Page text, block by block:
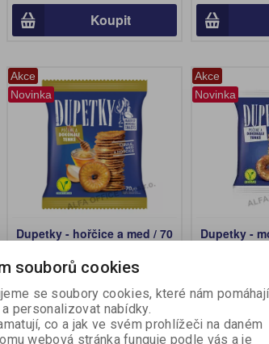
Koupit
Akce
Novinka
Dupetky - hořčice a med / 70
19,80 Kč (bez DPH:)
Akce
Novinka
Dupetky -
19,80 Kč
souborů cookies
se soubory cookies, které nám pomáhají
personalizovat nabídky.
co a jak ve svém prohlížeči na daném
webová stránka funguje podle vás a je